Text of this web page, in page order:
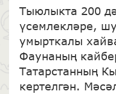
Тыюлыкта 200
үсемлекләре,
умырткалы
Фаунаның
Татарстанның
кертелгән.